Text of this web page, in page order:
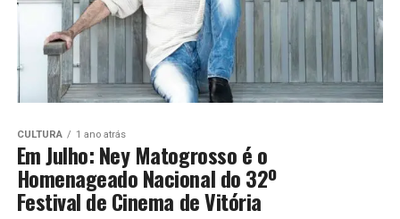
CULTURA 1 ano atrás
Em Julho: Ney Matogrosso é o
Homenageado Nacional do 32º
Festival de Cinema de Vitória